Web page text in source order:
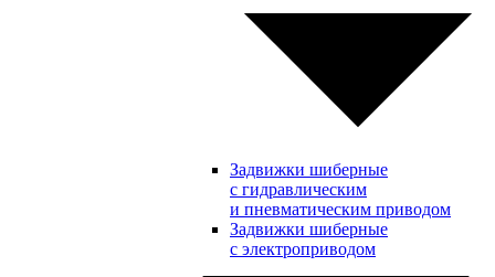
Задвижки шиберные
с гидравлическим
и пневматическим приводом
Задвижки шиберные
с электроприводом